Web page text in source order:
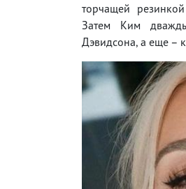
торчащей
Затем Ким
Дэвидсона, а еще –